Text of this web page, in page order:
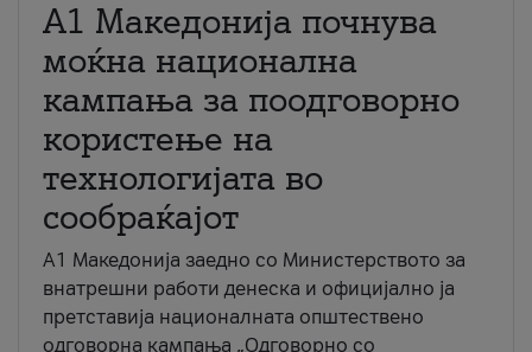
A1 Македонија почнува
моќна национална
кампања за поодговорно
користење на
технологијата во
сообраќајот
A1 Македонија заедно со Министерството за
внатрешни работи денеска и официјално ја
претставија националната општествено
одговорна кампања „Одговорно со